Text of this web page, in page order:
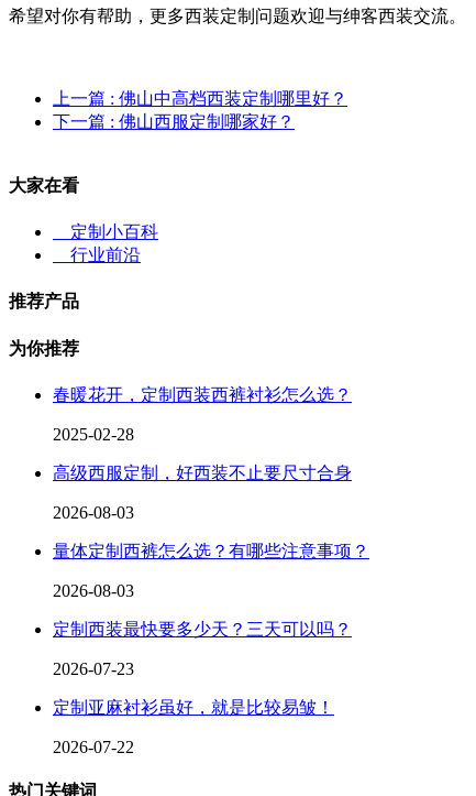
希望对你有帮助，更多西装定制问题欢迎与绅客西装交流。
上一篇 : 佛山中高档西装定制哪里好？
下一篇 : 佛山西服定制哪家好？
大家在看
定制小百科
行业前沿
推荐产品
为你推荐
春暖花开，定制西装西裤衬衫怎么选？
2025-02-28
高级西服定制，好西装不止要尺寸合身
2026-08-03
量体定制西裤怎么选？有哪些注意事项？
2026-08-03
定制西装最快要多少天？三天可以吗？
2026-07-23
定制亚麻衬衫虽好，就是比较易皱！
2026-07-22
热门关键词